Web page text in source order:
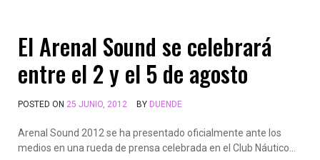
El Arenal Sound se celebrará
entre el 2 y el 5 de agosto
POSTED ON 25 JUNIO, 2012 BY DUENDE
Arenal Sound 2012 se ha presentado oficialmente ante los
medios en una rueda de prensa celebrada en el Club Náutico…